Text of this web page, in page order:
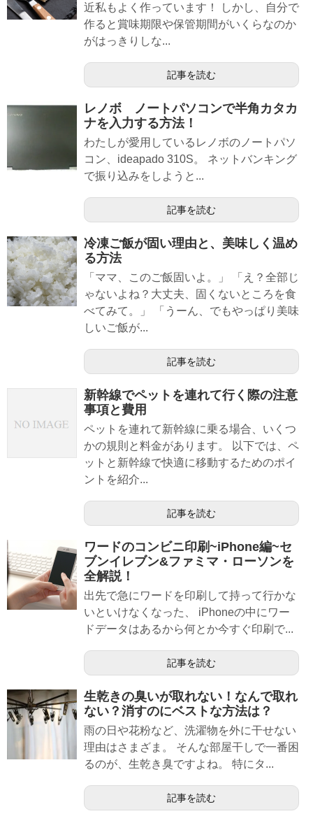
近私もよく作っています！ しかし、自分で
作ると賞味期限や保管期間がいくらなのか
がはっきりしな...
記事を読む
レノボ ノートパソコンで半角カタカ
ナを入力する方法！
わたしが愛用しているレノボのノートパソ
コン、ideapado 310S。 ネットバンキング
で振り込みをしようと...
記事を読む
冷凍ご飯が固い理由と、美味しく温め
る方法
「ママ、このご飯固いよ。」 「え？全部じ
ゃないよね？大丈夫、固くないところを食
べてみて。」 「うーん、でもやっぱり美味
しいご飯が...
記事を読む
新幹線でペットを連れて行く際の注意
事項と費用
ペットを連れて新幹線に乗る場合、いくつ
かの規則と料金があります。 以下では、ペ
ットと新幹線で快適に移動するためのポイ
ントを紹介...
記事を読む
ワードのコンビニ印刷~iPhone編~セ
ブンイレブン&ファミマ・ローソンを
全解説！
出先で急にワードを印刷して持って行かな
いといけなくなった、 iPhoneの中にワー
ドデータはあるから何とか今すぐ印刷で...
記事を読む
生乾きの臭いが取れない！なんで取れ
ない？消すのにベストな方法は？
雨の日や花粉など、洗濯物を外に干せない
理由はさまざま。 そんな部屋干しで一番困
るのが、生乾き臭ですよね。 特にタ...
記事を読む